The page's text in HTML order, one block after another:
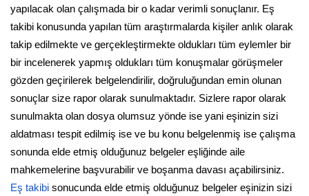
yapılacak olan çalışmada bir o kadar verimli sonuçlanır. Eş
takibi konusunda yapılan tüm araştırmalarda kişiler anlık olarak
takip edilmekte ve gerçekleştirmekte oldukları tüm eylemler bir
bir incelenerek yapmış oldukları tüm konuşmalar görüşmeler
gözden geçirilerek belgelendirilir, doğruluğundan emin olunan
sonuçlar size rapor olarak sunulmaktadır. Sizlere rapor olarak
sunulmakta olan dosya olumsuz yönde ise yani eşinizin sizi
aldatması tespit edilmiş ise ve bu konu belgelenmiş ise çalışma
sonunda elde etmiş olduğunuz belgeler eşliğinde aile
mahkemelerine başvurabilir ve boşanma davası açabilirsiniz.
Eş takibi sonucunda elde etmiş olduğunuz belgeler eşinizin sizi